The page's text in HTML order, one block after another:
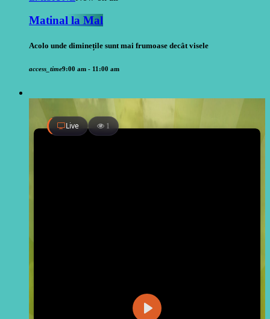
Matinal la Mal
Acolo unde diminețile sunt mai frumoase decât visele
access_time9:00 am - 11:00 am